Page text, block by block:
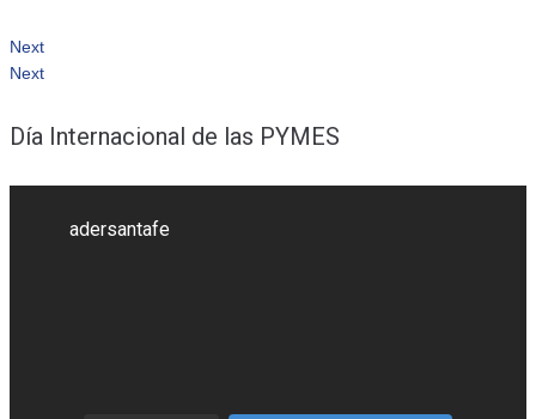
Next
Next
Día Internacional de las PYMES
adersantafe